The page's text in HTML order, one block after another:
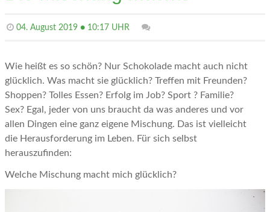
04. August 2019 ● 10:17 UHR
Wie heißt es so schön? Nur Schokolade macht auch nicht
glücklich. Was macht sie glücklich? Treffen mit Freunden?
Shoppen? Tolles Essen? Erfolg im Job? Sport ? Familie?
Sex? Egal, jeder von uns braucht da was anderes und vor
allen Dingen eine ganz eigene Mischung. Das ist vielleicht
die Herausforderung im Leben. Für sich selbst
herauszufinden:
Welche Mischung macht mich glücklich?